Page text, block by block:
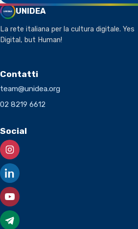
UNIDEA
La rete italiana per la cultura digitale. Yes
Digital, but Human!
Contatti
team@unidea.org
02 8219 6612
Social